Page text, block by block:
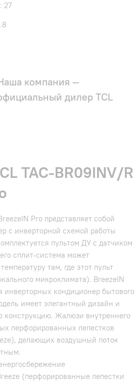
27
компания —
дилер TCL
TAC-BR09INV/R
Pro представляет собой
с инверторной схемой работы
пультом ДУ с датчиком
сплит-система может
там, где этот пульт
микроклимата). BreezeIN
инверторных кондиционер бытового
имеет элегантный дизайн и
конструкцию. Жалюзи внутреннего
перфорированных лепестков
делающих воздушный поток
(перфорированные лепестки